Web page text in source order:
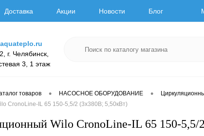
Доставка Акции Новости Блог
г. Челябинск,
3, 1 этаж
товаров • НАСОСНОЕ ОБОРУДОВАНИЕ •
CronoLine-IL 65 150-5,5/2 (3х380В; 5,50кВт)
Wilo CronoLine-IL 65 150-5,5/